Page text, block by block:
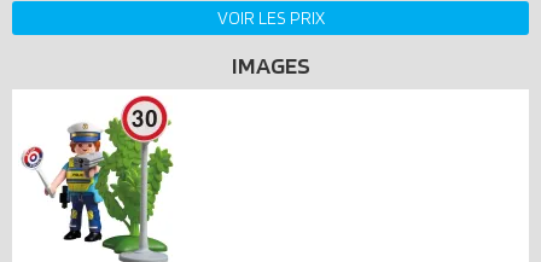
VOIR LES PRIX
IMAGES